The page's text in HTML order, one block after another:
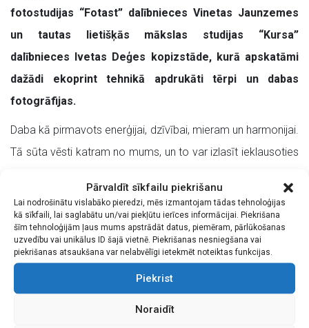
Pārvaldīt sīkfailu piekrišanu
Lai nodrošinātu vislabāko pieredzi, mēs izmantojam tādas tehnoloģijas
kā sīkfaili, lai saglabātu un/vai piekļūtu ierīces informācijai. Piekrišana
šīm tehnoloģijām ļaus mums apstrādāt datus, piemēram, pārlūkošanas
uzvedību vai unikālus ID šajā vietnē. Piekrišanas nesniegšana vai
piekrišanas atsaukšana var nelabvēlīgi ietekmēt noteiktas funkcijas.
Piekrist
Noraidīt
fotostudijas “Fotast” dalībnieces Vinetas Jaunzemes
un tautas lietišķās mākslas studijas “Kursa”
dalībnieces Ivetas Deģes kopizstāde, kurā apskatāmi
dažādi ekoprint tehnikā apdrukāti tērpi un dabas
fotogrāfijas.
Daba kā pirmavots enerģijai, dzīvībai, mieram un harmonijai.
Tā sūta vēsti katram no mums, un to var izlasīt ieklausoties
siltajiem saules stariem pavasarī un par dzīvespriecīgajiem
putnu treļļiem. Par rāmajiem rudens saulrietiem un baltajām
sniega kupenām, kuras mierina un mudina ikdienas steigu
nolikt malā.
Vai Tu, cilvēk, esi atradis atbildes uz saviem jautājumiem? Tu
vari atrast, jo mums katram ir viens uzdevums – sajust ka